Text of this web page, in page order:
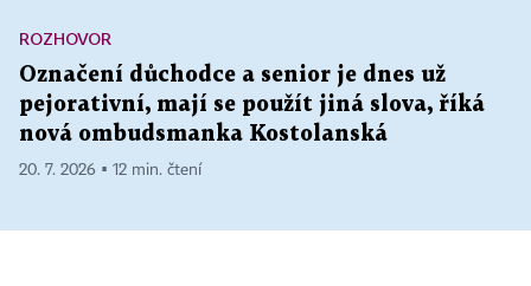
ROZHOVOR
Označení důchodce a senior je dnes už
pejorativní, mají se použít jiná slova, říká
nová ombudsmanka Kostolanská
20. 7. 2026 ▪ 12 min. čtení